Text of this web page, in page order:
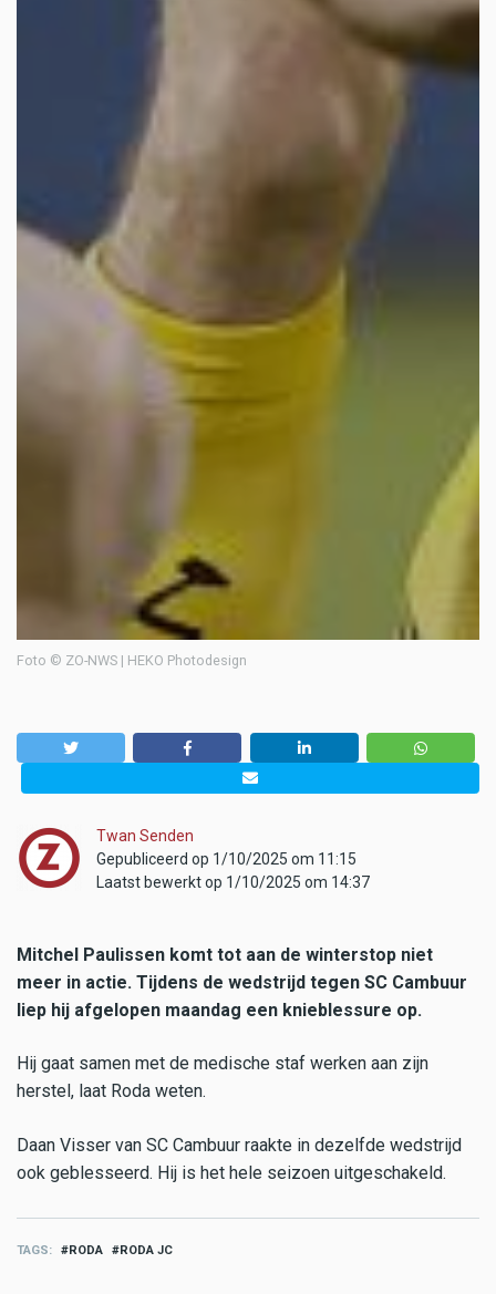
Foto © ZO-NWS | HEKO Photodesign
Twan Senden
Gepubliceerd op 1/10/2025 om 11:15
Laatst bewerkt op 1/10/2025 om 14:37
Mitchel Paulissen komt tot aan de winterstop niet
meer in actie. Tijdens de wedstrijd tegen SC Cambuur
liep hij afgelopen maandag een knieblessure op.
Hij gaat samen met de medische staf werken aan zijn
herstel, laat Roda weten.
Daan Visser van SC Cambuur raakte in dezelfde wedstrijd
ook geblesseerd. Hij is het hele seizoen uitgeschakeld.
TAGS RODA RODA JC